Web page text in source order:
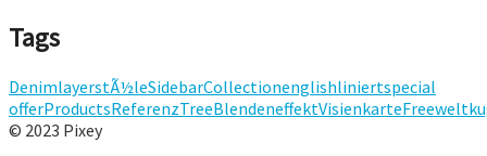
Tags
DenimlayerstÃ½leSidebarCollectionenglishliniertspecial
offerProductsReferenzTreeBlendeneffektVisienkarteFree
© 2023 Pixey